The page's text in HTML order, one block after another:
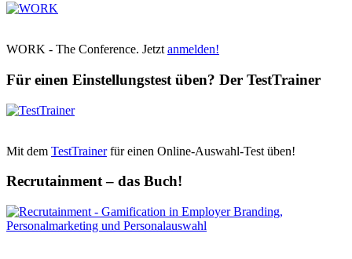
WORK - The Conference. Jetzt anmelden!
Für einen Einstellungstest üben? Der TestTrainer
Mit dem TestTrainerfür einen Online-Auswahl-Test üben!
Recrutainment – das Buch!